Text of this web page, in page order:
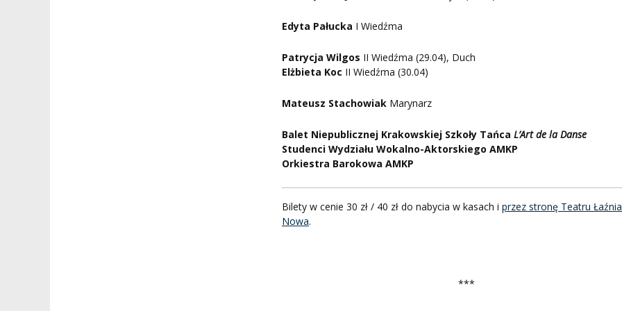
Edyta Pałucka I Wiedźma
Patrycja Wilgos II Wiedźma (29.04), Duch
Elżbieta Koc II Wiedźma (30.04)
Mateusz Stachowiak Marynarz
Balet Niepublicznej Krakowskiej Szkoły TańcaL’Art de la Danse
Studenci Wydziału Wokalno-Aktorskiego AMKP
Orkiestra Barokowa AMKP
Bilety w cenie 30 zł / 40 zł do nabycia w kasach iprzez stronę Teatru Łaźnia
Nowa.
***